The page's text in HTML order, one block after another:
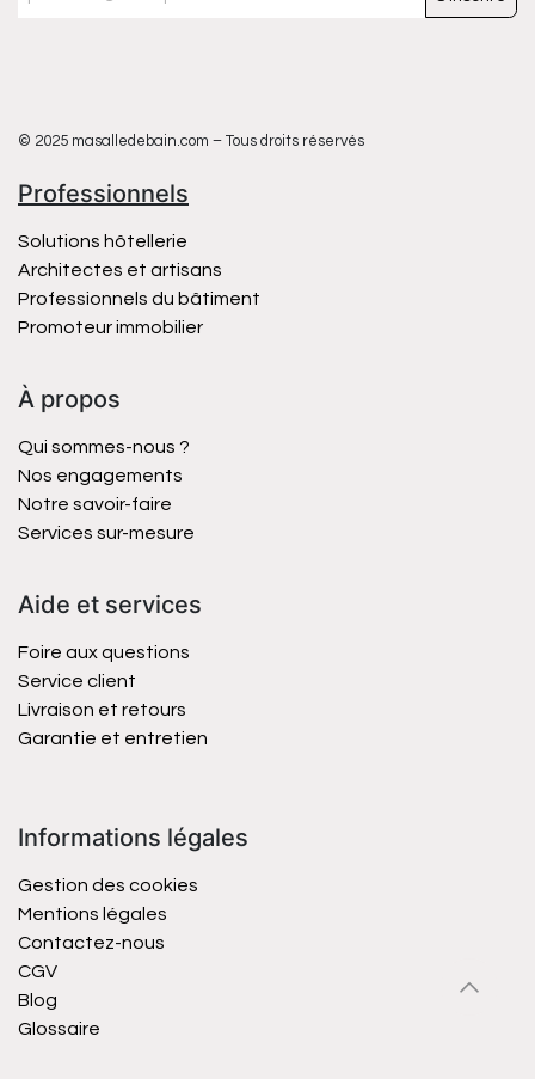
© 2025 masalledebain.com – Tous droits réservés
Professionnels
Solutions hôtellerie
Architectes et artisans
Professionnels du bâtiment
Promoteur immobilier
À propos
Qui sommes-nous ?
Nos engagements
Notre savoir-faire
Services sur-mesure
Aide et services
Foire aux questions
Service client
Livraison et retours
Garantie et entretien
Informations légales
Gestion des cookies
Mentions légales
Contactez-nous
CGV
Blog
Glossaire